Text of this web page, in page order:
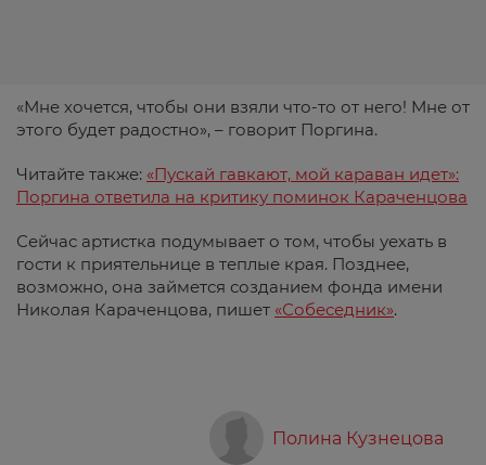
«Мне хочется, чтобы они взяли что-то от него! Мне от
этого будет радостно», – говорит Поргина.
Читайте также: «Пускай гавкают, мой караван идет»:
Поргина ответила на критику поминок Караченцова
Сейчас артистка подумывает о том, чтобы уехать в
гости к приятельнице в теплые края. Позднее,
возможно, она займется созданием фонда имени
Николая Караченцова, пишет «Собеседник».
Полина Кузнецова